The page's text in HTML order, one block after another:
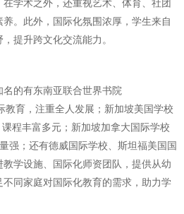
学术之外，还重视艺术、体育、社团
。此外，国际化氛围浓厚，学生来自
提升跨文化交流能力。
的有东南亚联合世界书院
教育，注重全人发展；新加坡美国学校
课程丰富多元；新加坡加拿大国际学校
强；还有德威国际学校、斯坦福美国国
学设施、国际化师资团队，提供从幼
同家庭对国际化教育的需求，助力学